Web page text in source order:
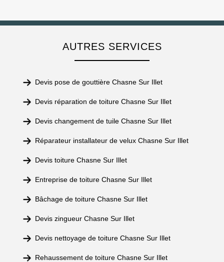
AUTRES SERVICES
Devis pose de gouttière Chasne Sur Illet
Devis réparation de toiture Chasne Sur Illet
Devis changement de tuile Chasne Sur Illet
Réparateur installateur de velux Chasne Sur Illet
Devis toiture Chasne Sur Illet
Entreprise de toiture Chasne Sur Illet
Bâchage de toiture Chasne Sur Illet
Devis zingueur Chasne Sur Illet
Devis nettoyage de toiture Chasne Sur Illet
Rehaussement de toiture Chasne Sur Illet